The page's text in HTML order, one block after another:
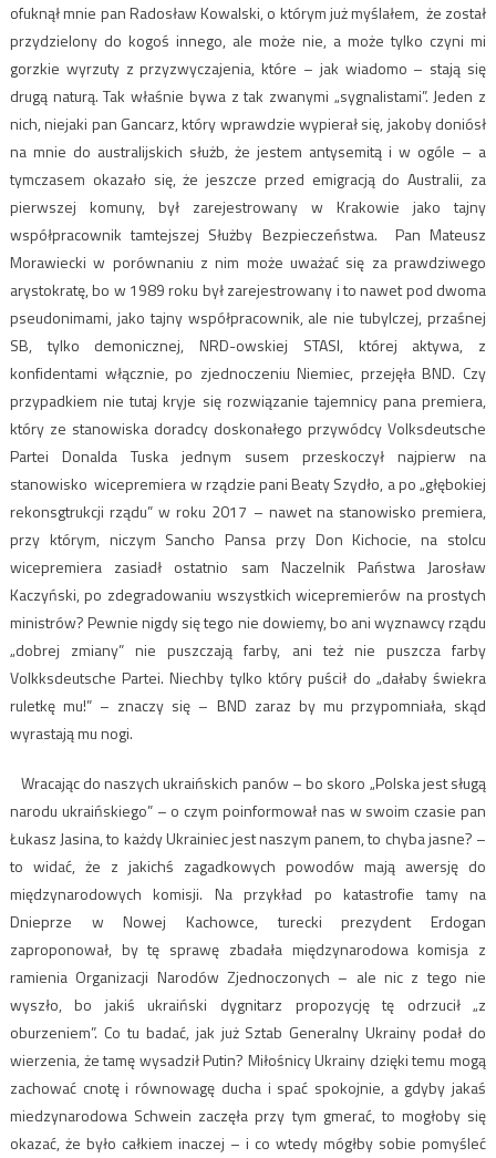
ofuknął mnie pan Radosław Kowalski, o którym już myślałem, że został
przydzielony do kogoś innego, ale może nie, a może tylko czyni mi
gorzkie wyrzuty z przyzwyczajenia, które – jak wiadomo – stają się
drugą naturą. Tak właśnie bywa z tak zwanymi „sygnalistami”. Jeden z
nich, niejaki pan Gancarz, który wprawdzie wypierał się, jakoby doniósł
na mnie do australijskich służb, że jestem antysemitą i w ogóle – a
tymczasem okazało się, że jeszcze przed emigracją do Australii, za
pierwszej komuny, był zarejestrowany w Krakowie jako tajny
współpracownik tamtejszej Służby Bezpieczeństwa. Pan Mateusz
Morawiecki w porównaniu z nim może uważać się za prawdziwego
arystokratę, bo w 1989 roku był zarejestrowany i to nawet pod dwoma
pseudonimami, jako tajny współpracownik, ale nie tubylczej, przaśnej
SB, tylko demonicznej, NRD-owskiej STASI, której aktywa, z
konfidentami włącznie, po zjednoczeniu Niemiec, przejęła BND. Czy
przypadkiem nie tutaj kryje się rozwiązanie tajemnicy pana premiera,
który ze stanowiska doradcy doskonałego przywódcy Volksdeutsche
Partei Donalda Tuska jednym susem przeskoczył najpierw na
stanowisko wicepremiera w rządzie pani Beaty Szydło, a po „głębokiej
rekonsgtrukcji rządu” w roku 2017 – nawet na stanowisko premiera,
przy którym, niczym Sancho Pansa przy Don Kichocie, na stolcu
wicepremiera zasiadł ostatnio sam Naczelnik Państwa Jarosław
Kaczyński, po zdegradowaniu wszystkich wicepremierów na prostych
ministrów? Pewnie nigdy się tego nie dowiemy, bo ani wyznawcy rządu
„dobrej zmiany” nie puszczają farby, ani też nie puszcza farby
Volkksdeutsche Partei. Niechby tylko który puścił do „dałaby świekra
ruletkę mu!” – znaczy się – BND zaraz by mu przypomniała, skąd
wyrastają mu nogi.
Wracając do naszych ukraińskich panów – bo skoro „Polska jest sługą
narodu ukraińskiego” – o czym poinformował nas w swoim czasie pan
Łukasz Jasina, to każdy Ukrainiec jest naszym panem, to chyba jasne? –
to widać, że z jakichś zagadkowych powodów mają awersję do
międzynarodowych komisji. Na przykład po katastrofie tamy na
Dnieprze w Nowej Kachowce, turecki prezydent Erdogan
zaproponował, by tę sprawę zbadała międzynarodowa komisja z
ramienia Organizacji Narodów Zjednoczonych – ale nic z tego nie
wyszło, bo jakiś ukraiński dygnitarz propozycję tę odrzucił „z
oburzeniem”. Co tu badać, jak już Sztab Generalny Ukrainy podał do
wierzenia, że tamę wysadził Putin? Miłośnicy Ukrainy dzięki temu mogą
zachować cnotę i równowagę ducha i spać spokojnie, a gdyby jakaś
miedzynarodowa Schwein zaczęła przy tym gmerać, to mogłoby się
okazać, że było całkiem inaczej – i co wtedy mógłby sobie pomyśleć